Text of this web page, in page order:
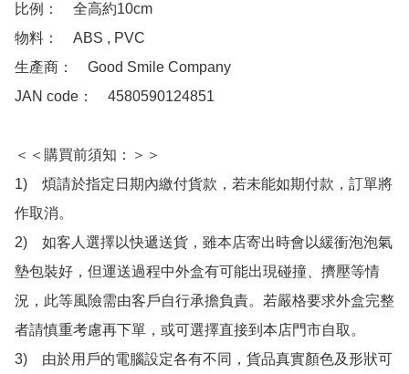
比例：　全高約10cm
物料：　ABS , PVC
生產商：　Good Smile Company
JAN code：　4580590124851
＜＜購買前須知：＞＞
1)　煩請於指定日期內繳付貨款，若未能如期付款，訂單將
作取消。
2)　如客人選擇以快遞送貨，雖本店寄出時會以緩衝泡泡氣
墊包裝好，但運送過程中外盒有可能出現碰撞、擠壓等情
況，此等風險需由客戶自行承擔負責。若嚴格要求外盒完整
者請慎重考慮再下單，或可選擇直接到本店門市自取。
3)　由於用戶的電腦設定各有不同，貨品真實顏色及形狀可